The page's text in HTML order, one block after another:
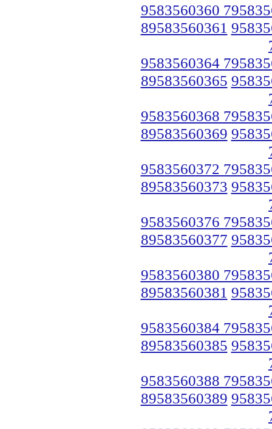
9583560360
89583560361
9583560364
89583560365
9583560368
89583560369
9583560372
89583560373
9583560376
89583560377
9583560380
89583560381
9583560384
89583560385
9583560388
89583560389